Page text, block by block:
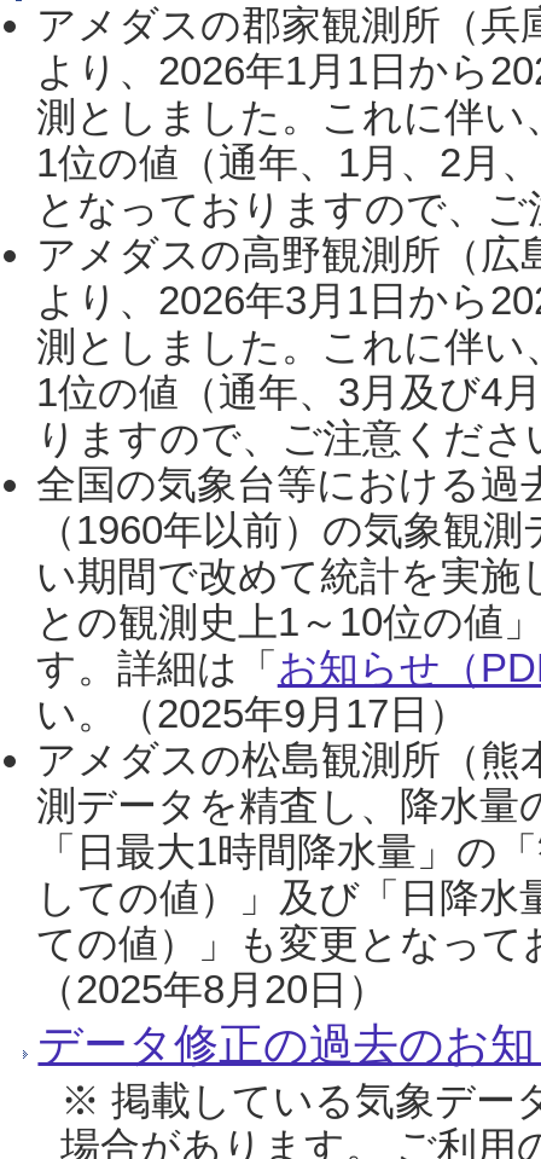
アメダスの郡家観測所（
より、2026年1月1日から
測としました。これに伴い
1位の値（通年、1月、2月
となっておりますので、
アメダスの高野観測所（
より、2026年3月1日から
測としました。これに伴い
1位の値（通年、3月及び4
りますので、ご注意くだ
全国の気象台等における過
（1960年以前）の気象観
い期間で改めて統計を実
との観測史上1～10位の値
す。詳細は「 お知らせ（
い。（2025年9月17日）
アメダスの松島観測所（熊
測データを精査し、降水
「日最大1時間降水量」の
しての値）」及び「日降
ての値）」も変更となっ
（2025年8月20日）
データ修正の過去のお
※ 掲載している気象デー
場合があります。 ご利用